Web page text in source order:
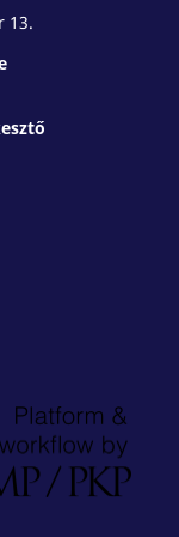
13.